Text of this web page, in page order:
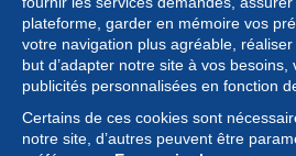
plateforme, garder en mémoire vos
votre navigation plus agréable,
but d’adapter notre site à vos
publicités personnalisées en fonction
Certains de ces cookies sont
notre site, d’autres peuvent être
Collection
Actualités